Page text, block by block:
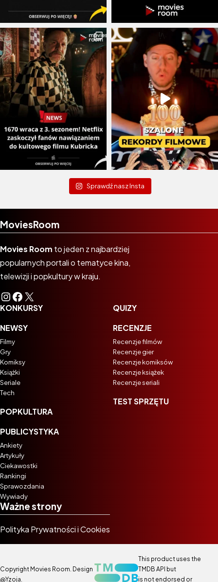
Sprawdź nasz Insta
MoviesRoom
Movies Room to jeden z najbardziej
popularnych portali o tematyce kina,
telewizji i popkultury w kraju.
Instagram
Facebook
X
KONKURSY
NEWSY
Filmy
Gry
Komiksy
Książki
Seriale
Tech
POPKULTURA
PUBLICYSTYKA
Ankiety
Artykuły
Ciekawostki
Rankingi
Sprawozdania
Wywiady
QUIZY
RECENZJE
Recenzje filmów
Recenzje gier
Recenzje komiksów
Recenzje książek
Recenzje seriali
TEST SPRZĘTU
Ważne strony
Polityka Prywatności i Cookies
Copyright Movies Room. Design
@Yzoja.
This product uses the
TMDB API but
is not endorsed or